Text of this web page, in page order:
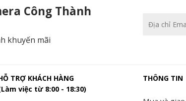
Công Thành
khuyến mãi
TRỢ KHÁCH HÀNG
việc từ 8:00 - 18:30)
THÔNG TIN